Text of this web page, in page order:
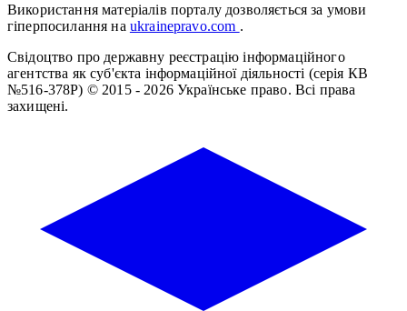
Використання матеріалів порталу дозволяється за умови
гіперпосилання на ukrainepravo.com .
Свідоцтво про державну реєстрацію інформаційного
агентства як суб'єкта інформаційної діяльності (серія КВ
№516-378Р) © 2015 - 2026 Українське право. Всі права
захищені.